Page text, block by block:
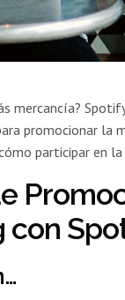
mercancía?
promocionar la
participar en
con